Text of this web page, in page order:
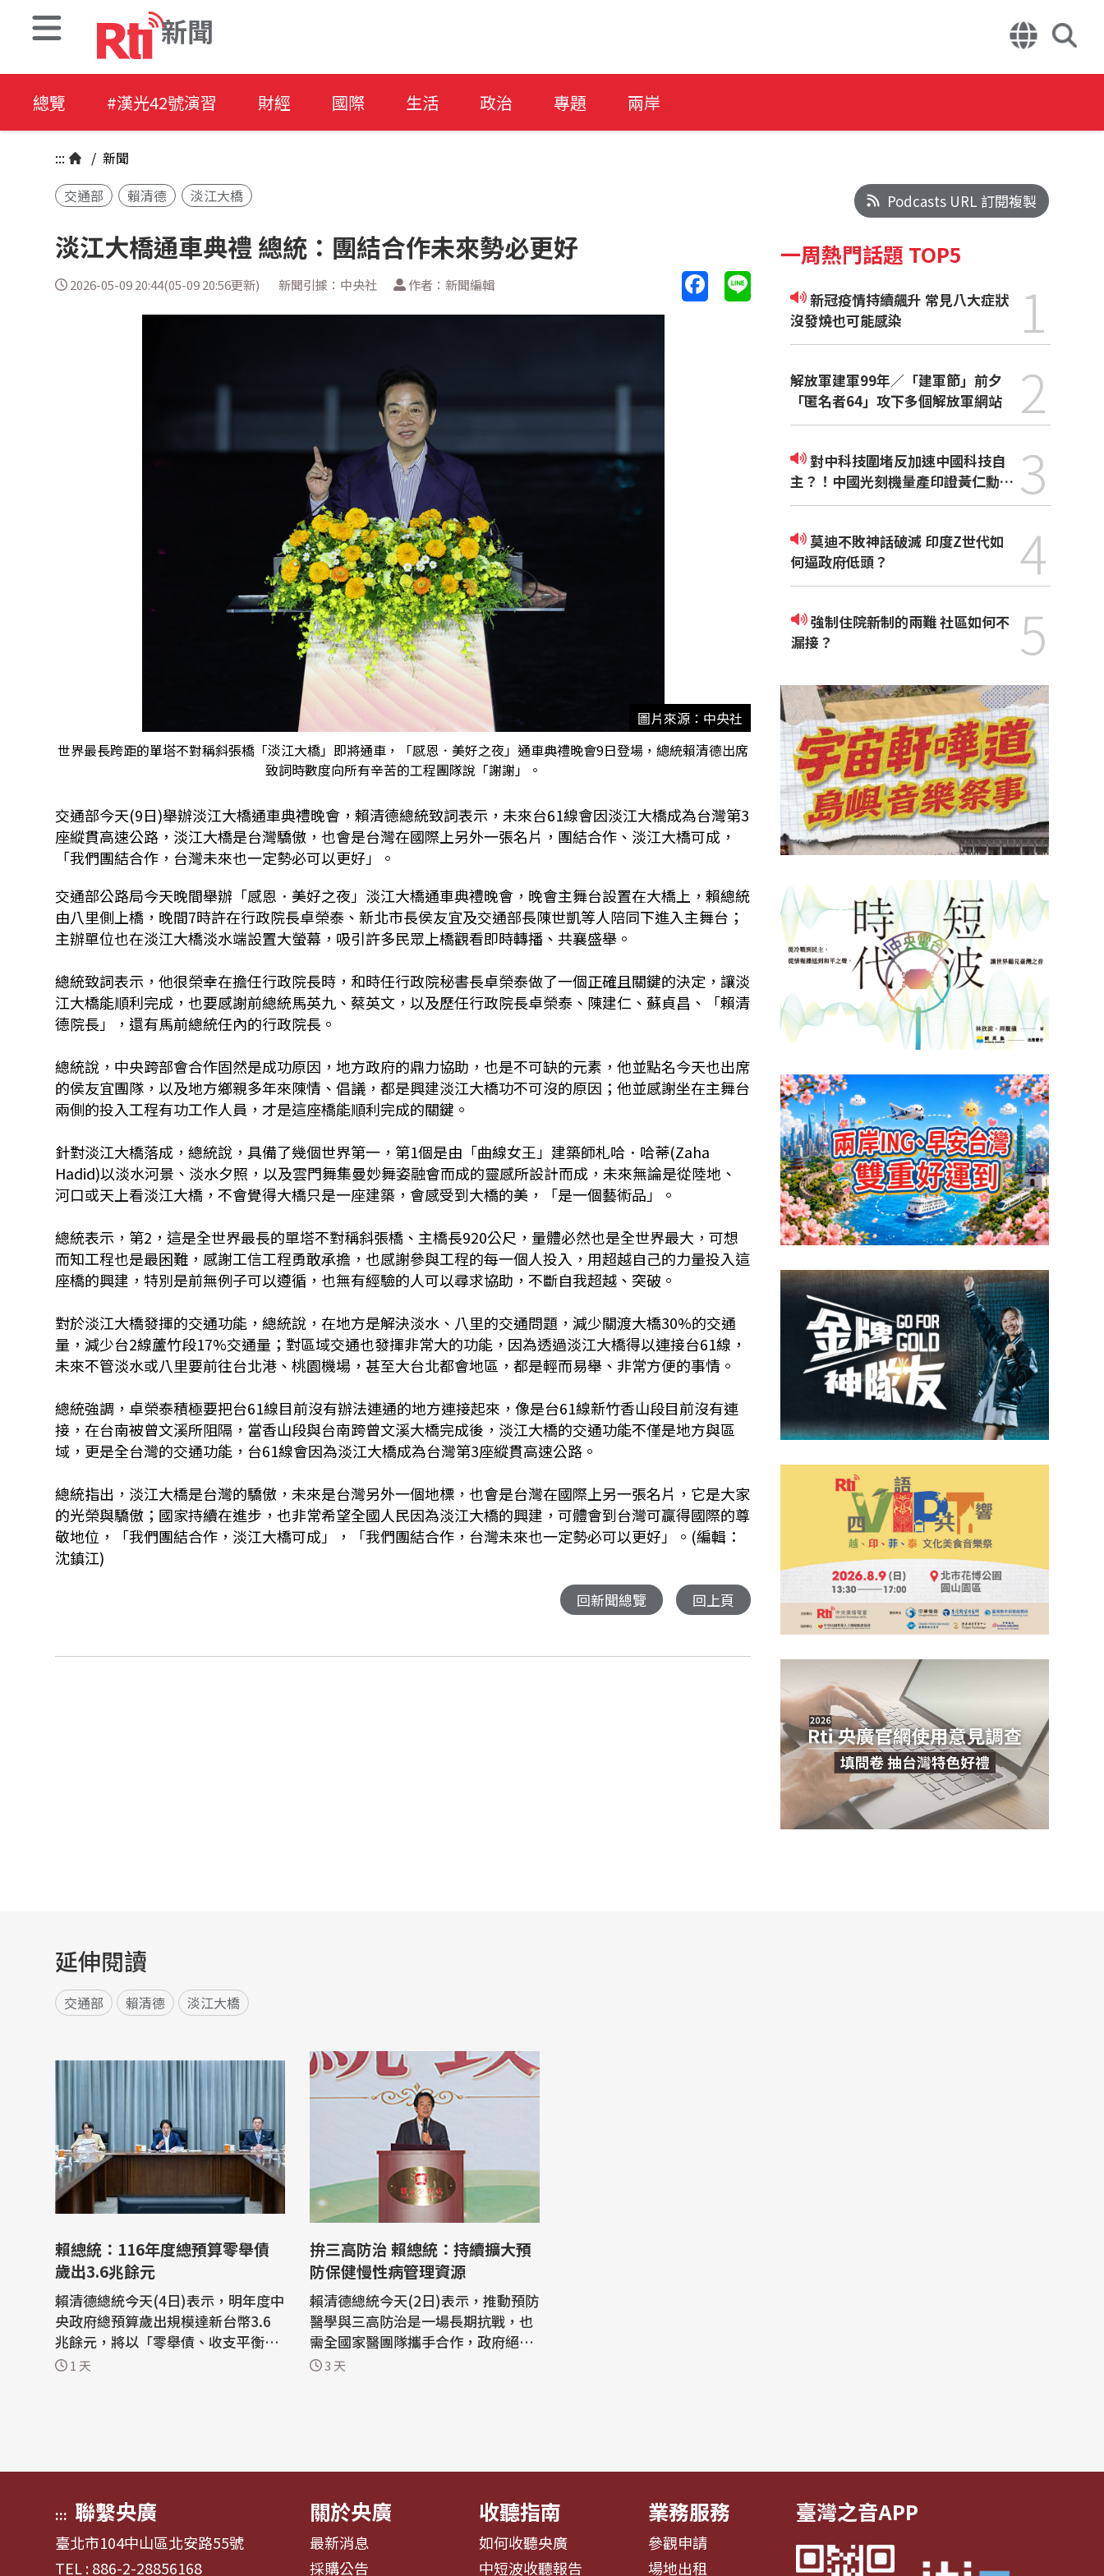
新聞
總覽 #漢光42號演習 財經 國際 生活 政治 專題 兩岸
::: / 新聞
交通部
賴清德 淡江大橋
淡江大橋通車典禮 總統：團結合作未來勢必更好
2026-05-09 20:44(05-09 20:56更新) 新聞引據：中央社 作者：新聞編輯
圖片來源：中央社
世界最長跨距的單塔不對稱斜張橋「淡江大橋」即將通車，「感恩．美好之夜」通車典禮晚會9日登場，總統賴清德出席
致詞時數度向所有辛苦的工程團隊說「謝謝」。
交通部今天(9日)舉辦淡江大橋通車典禮晚會，賴清德總統致詞表示，未來台61線會因淡江大橋成為台灣第3
座縱貫高速公路，淡江大橋是台灣驕傲，也會是台灣在國際上另外一張名片，團結合作、淡江大橋可成，
「我們團結合作，台灣未來也一定勢必可以更好」。
交通部公路局今天晚間舉辦「感恩．美好之夜」淡江大橋通車典禮晚會，晚會主舞台設置在大橋上，賴總統
由八里側上橋，晚間7時許在行政院長卓榮泰、新北市長侯友宜及交通部長陳世凱等人陪同下進入主舞台；
主辦單位也在淡江大橋淡水端設置大螢幕，吸引許多民眾上橋觀看即時轉播、共襄盛舉。
總統致詞表示，他很榮幸在擔任行政院長時，和時任行政院秘書長卓榮泰做了一個正確且關鍵的決定，讓淡
江大橋能順利完成，也要感謝前總統馬英九、蔡英文，以及歷任行政院長卓榮泰、陳建仁、蘇貞昌、「賴清
德院長」，還有馬前總統任內的行政院長。
總統說，中央跨部會合作固然是成功原因，地方政府的鼎力協助，也是不可缺的元素，他並點名今天也出席
的侯友宜團隊，以及地方鄉親多年來陳情、倡議，都是興建淡江大橋功不可沒的原因；他並感謝坐在主舞台
兩側的投入工程有功工作人員，才是這座橋能順利完成的關鍵。
針對淡江大橋落成，總統說，具備了幾個世界第一，第1個是由「曲線女王」建築師札哈．哈蒂(Zaha
Hadid)以淡水河景、淡水夕照，以及雲門舞集曼妙舞姿融會而成的靈感所設計而成，未來無論是從陸地、
河口或天上看淡江大橋，不會覺得大橋只是一座建築，會感受到大橋的美，「是一個藝術品」。
總統表示，第2，這是全世界最長的單塔不對稱斜張橋、主橋長920公尺，量體必然也是全世界最大，可想
而知工程也是最困難，感謝工信工程勇敢承擔，也感謝參與工程的每一個人投入，用超越自己的力量投入這
座橋的興建，特別是前無例子可以遵循，也無有經驗的人可以尋求協助，不斷自我超越、突破。
對於淡江大橋發揮的交通功能，總統說，在地方是解決淡水、八里的交通問題，減少關渡大橋30%的交通
量，減少台2線蘆竹段17%交通量；對區域交通也發揮非常大的功能，因為透過淡江大橋得以連接台61線，
未來不管淡水或八里要前往台北港、桃園機場，甚至大台北都會地區，都是輕而易舉、非常方便的事情。
總統強調，卓榮泰積極要把台61線目前沒有辦法連通的地方連接起來，像是台61線新竹香山段目前沒有連
接，在台南被曾文溪所阻隔，當香山段與台南跨曾文溪大橋完成後，淡江大橋的交通功能不僅是地方與區
域，更是全台灣的交通功能，台61線會因為淡江大橋成為台灣第3座縱貫高速公路。
總統指出，淡江大橋是台灣的驕傲，未來是台灣另外一個地標，也會是台灣在國際上另一張名片，它是大家
的光榮與驕傲；國家持續在進步，也非常希望全國人民因為淡江大橋的興建，可體會到台灣可贏得國際的尊
敬地位，「我們團結合作，淡江大橋可成」，「我們團結合作，台灣未來也一定勢必可以更好」。(編輯：
沈鎮江)
回新聞總覽 回上頁
Podcasts URL 訂閱複製
一周熱門話題 TOP5
新冠疫情持續飆升 常見八大症狀
沒發燒也可能感染
1
解放軍建軍99年／「建軍節」前夕
「匿名者64」攻下多個解放軍網站
2
對中科技圍堵反加速中國科技自
主？！中國光刻機量產印證黃仁勳觀
點
3
莫迪不敗神話破滅 印度Z世代如
何逼政府低頭？
4
強制住院新制的兩難 社區如何不
漏接？
5
延伸閱讀
交通部 賴清德 淡江大橋
賴總統：116年度總預算零舉債
歲出3.6兆餘元
賴清德總統今天(4日)表示，明年度中
央政府總預算歲出規模達新台幣3.6
兆餘元，將以「零舉債、收支平衡、
債務餘額下降」為首要目標，並擴大
1 天
拚三高防治 賴總統：持續擴大預
防保健慢性病管理資源
賴清德總統今天(2日)表示，推動預防
醫學與三高防治是一場長期抗戰，也
需全國家醫團隊攜手合作，政府絕對
不會讓大家孤軍奮鬥，包括會擴大預
3 天
::: 聯繫央廣
臺北市104中山區北安路55號
TEL : 886-2-28856168
關於央廣
最新消息
採購公告
收聽指南
如何收聽央廣
中短波收聽報告
業務服務
參觀申請
場地出租
臺灣之音APP